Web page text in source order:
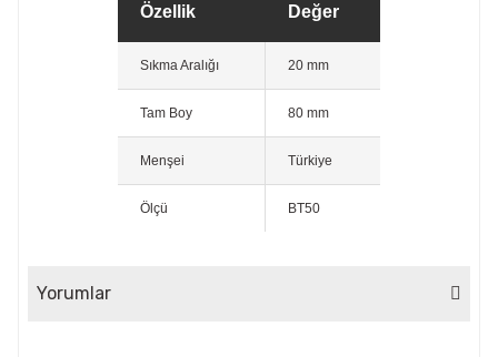
Özellik Değer
Sıkma Aralığı 20 mm
Tam Boy 80 mm
Menşei Türkiye
Ölçü BT50
Yorumlar